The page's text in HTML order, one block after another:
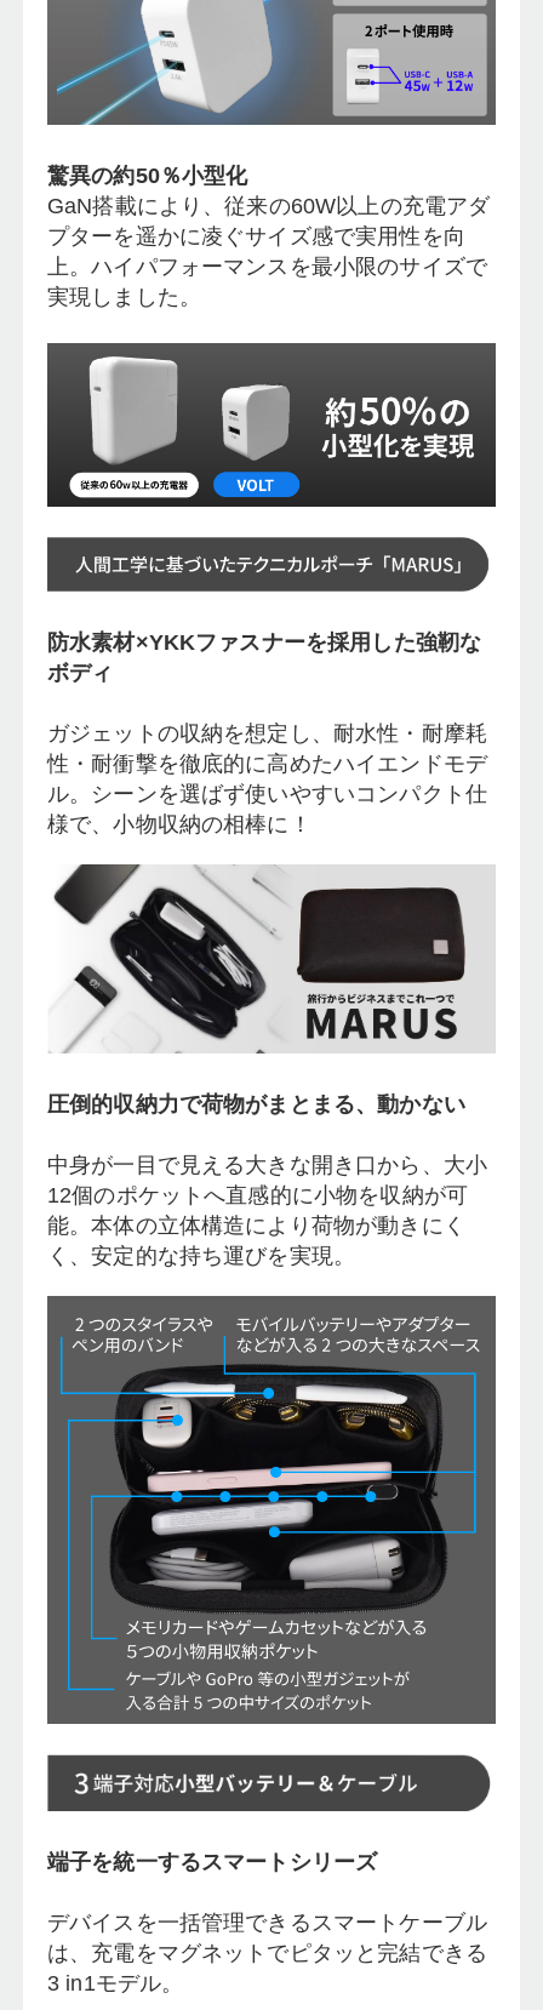
驚異の約50％小型化
GaN搭載により、従来の60W以上の充電アダ
プターを遥かに凌ぐサイズ感で実用性を向
上。ハイパフォーマンスを最小限のサイズで
実現しました。
防水素材×YKKファスナーを採用した強靭な
ボディ
ガジェットの収納を想定し、耐水性・耐摩耗
性・耐衝撃を徹底的に高めたハイエンドモデ
ル。シーンを選ばず使いやすいコンパクト仕
様で、小物収納の相棒に！
圧倒的収納力で荷物がまとまる、動かない
中身が一目で見える大きな開き口から、大小
12個のポケットへ直感的に小物を収納が可
能。本体の立体構造により荷物が動きにく
く、安定的な持ち運びを実現。
端子を統一するスマートシリーズ
デバイスを一括管理できるスマートケーブル
は、充電をマグネットでピタッと完結できる
3 in1モデル。